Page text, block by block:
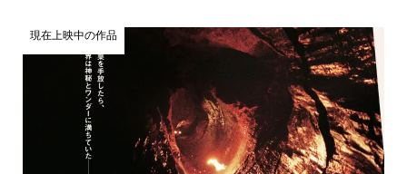
現在上映中の作品